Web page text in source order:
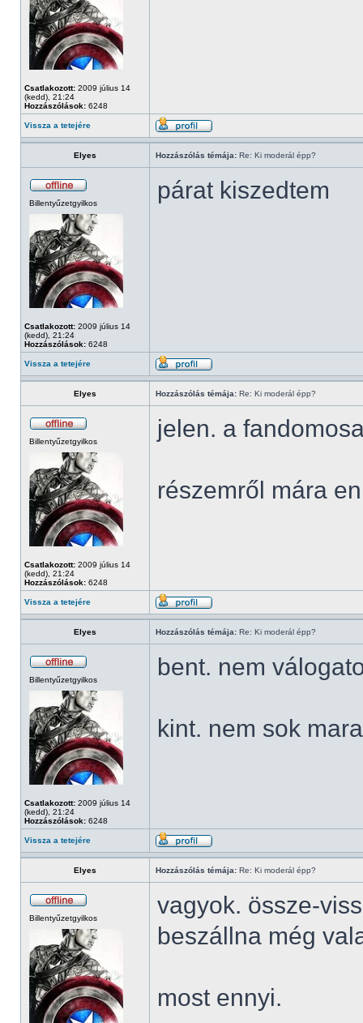
Csatlakozott: 2009 július 14
(kedd), 21:24
Hozzászólások: 6248
Vissza a tetejére
Elyes Hozzászólás témája: Re: Ki moderál épp?
Billentyűzetgyilkos
Csatlakozott: 2009 július 14
(kedd), 21:24
Hozzászólások: 6248
párat kiszedtem
Vissza a tetejére
Elyes Hozzászólás témája: Re: Ki moderál épp?
Billentyűzetgyilkos
Csatlakozott: 2009 július 14
(kedd), 21:24
Hozzászólások: 6248
jelen. a
részemről mára
Vissza a tetejére
Elyes Hozzászólás témája: Re: Ki moderál épp?
Billentyűzetgyilkos
Csatlakozott: 2009 július 14
(kedd), 21:24
Hozzászólások: 6248
bent. nem
kint. nem sok
Vissza a tetejére
Elyes Hozzászólás témája: Re: Ki moderál épp?
Billentyűzetgyilkos
vagyok. össze-
beszállna még
most ennyi.